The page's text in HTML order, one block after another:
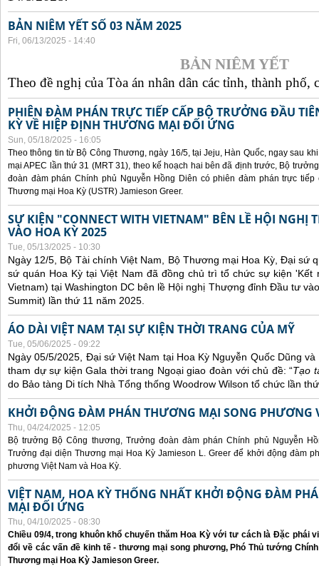
BẢN NIÊM YẾT SỐ 03 NĂM 2025
Fri, 06/13/2025 - 14:40
BẢN NIÊM YẾT
Theo đề nghị của Tòa án nhân dân các tỉnh, thành phố,
PHIÊN ĐÀM PHÁN TRỰC TIẾP CẤP BỘ TRƯỞNG ĐẦU
KỲ VỀ HIỆP ĐỊNH THƯƠNG MẠI ĐỐI ỨNG
Sun, 05/18/2025 - 16:05
Theo thông tin từ Bộ Công Thương, ngày 16/5, tại Jeju, Hàn Quốc, ngay sau
mại APEC lần thứ 31 (MRT 31), theo kế hoạch hai bên đã định trước, Bộ
đoàn đàm phán Chính phủ Nguyễn Hồng Diên có phiên đàm phán trực
Thương mại Hoa Kỳ (USTR) Jamieson Greer.
SỰ KIỆN "CONNECT WITH VIETNAM" BÊN LỀ HỘI
VÀO HOA KỲ 2025
Tue, 05/13/2025 - 10:30
Ngày 12/5, Bộ Tài chính Việt Nam, Bộ Thương mại Hoa Kỳ, Đại sứ
sứ quán Hoa Kỳ tại Việt Nam đã đồng chủ trì tổ chức sự kiện 'Kết
Vietnam) tại Washington DC bên lề Hội nghị Thượng đỉnh Đầu tư
Summit) lần thứ 11 năm 2025.
ÁO DÀI VIỆT NAM TẠI SỰ KIỆN THỜI TRANG CỦA MỸ
Tue, 05/06/2025 - 09:22
Ngày 05/5/2025, Đại sứ Việt Nam tại Hoa Kỳ Nguyễn Quốc Dũng
tham dự sự kiện Gala thời trang Ngoại giao đoàn với chủ đề: “Tạo
do Bảo tàng Di tích Nhà Tổng thống Woodrow Wilson tổ chức lần
KHỞI ĐỘNG ĐÀM PHÁN THƯƠNG MẠI SONG PHƯƠNG
Thu, 04/24/2025 - 12:05
Bộ trưởng Bộ Công thương, Trưởng đoàn đàm phán Chính phủ Nguyễn
Trưởng đại diện Thương mại Hoa Kỳ Jamieson L. Greer để khởi động đàm
phương Việt Nam và Hoa Kỳ.
VIỆT NAM, HOA KỲ THỐNG NHẤT KHỞI ĐỘNG ĐÀM
MẠI ĐỐI ỨNG
Thu, 04/10/2025 - 08:30
Chiều 09/4, trong khuôn khổ chuyến thăm Hoa Kỳ với tư cách là Đặc phái
đổi về các vấn đề kinh tế - thương mại song phương, Phó Thủ tướng
Thương mại Hoa Kỳ Jamieson Greer.